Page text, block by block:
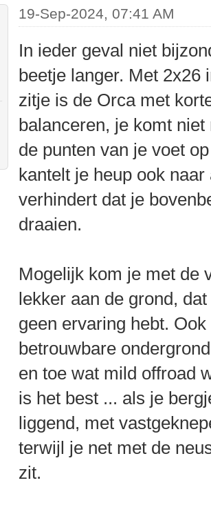
19-Sep-2024, 07:41 AM
In ieder geval niet
beetje langer. Met 2x26
zitje is de Orca met
balanceren, je komt
de punten van je voet
kantelt je heup ook
verhindert dat je
draaien.
Mogelijk kom je met de
lekker aan de grond,
geen ervaring hebt.
betrouwbare
en toe wat mild offroad
is het best ... als je
liggend, met
terwijl je net met de
zit.